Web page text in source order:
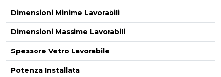
Dimensioni Minime Lavorabili
Dimensioni Massime Lavorabili
Spessore Vetro Lavorabile
Potenza Installata